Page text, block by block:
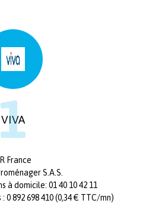
1
VIVA
France
S.A.S.
à domicile: 01 40 10 42 11
0 892 698 410 (0,34 € TTC/mn)